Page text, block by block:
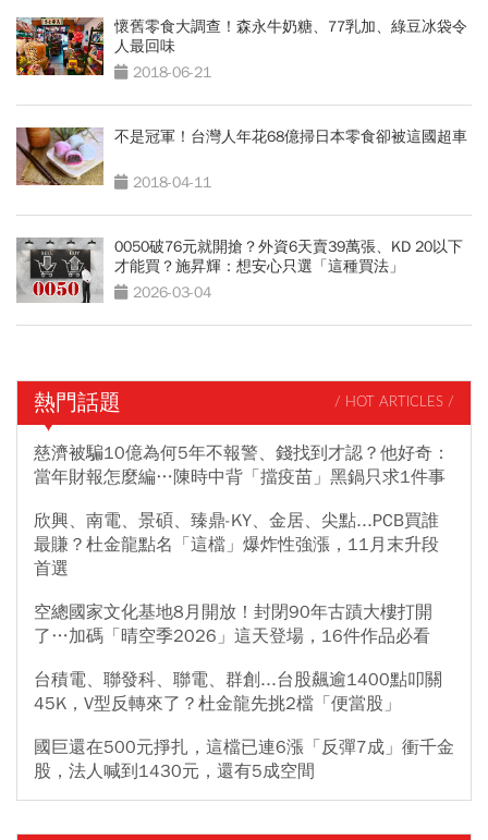
懷舊零食大調查！森永牛奶糖、77乳加、綠豆冰袋令
人最回味
2018-06-21
不是冠軍！台灣人年花68億掃日本零食卻被這國超車
2018-04-11
0050破76元就開搶？外資6天賣39萬張、KD 20以下
才能買？施昇輝：想安心只選「這種買法」
2026-03-04
熱門話題 / HOT ARTICLES /
慈濟被騙10億為何5年不報警、錢找到才認？他好奇：
當年財報怎麼編…陳時中背「擋疫苗」黑鍋只求1件事
欣興、南電、景碩、臻鼎-KY、金居、尖點...PCB買誰
最賺？杜金龍點名「這檔」爆炸性強漲，11月末升段
首選
空總國家文化基地8月開放！封閉90年古蹟大樓打開
了…加碼「晴空季2026」這天登場，16件作品必看
台積電、聯發科、聯電、群創...台股飆逾1400點叩關
45K，V型反轉來了？杜金龍先挑2檔「便當股」
國巨還在500元掙扎，這檔已連6漲「反彈7成」衝千金
股，法人喊到1430元，還有5成空間